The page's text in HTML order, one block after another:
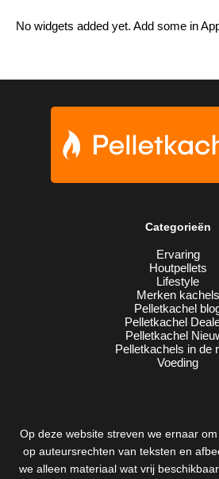
No widgets added yet. Add some in
Categorieën
Ervaring
Houtpellets
Lifestyle
Merken kachels
Pelletkachel
Pelletkachel
Pelletkachel
Pelletkachels in de
Voeding
Op deze website streven we ernaar
op auteursrechten van teksten en
we alleen materiaal wat vrij